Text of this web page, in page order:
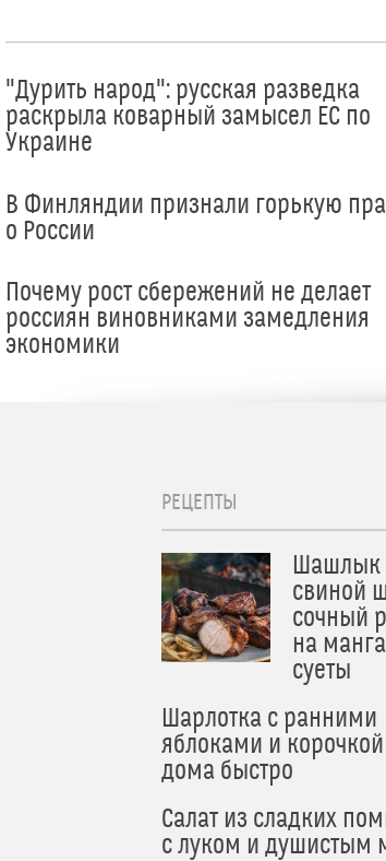
"Дурить народ": русская разведка
раскрыла коварный замысел ЕС по
Украине
В Финляндии признали горькую
о России
Почему рост сбережений не делает
россиян виновниками замедления
экономики
РЕЦЕПТЫ
Шашлык
свиной
сочный
на
суеты
Шарлотка с ранними
яблоками и
дома быстро
Салат из сладких
с луком и душистым